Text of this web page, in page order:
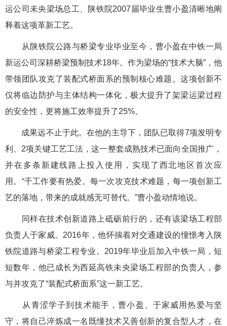
运公司未央梁场总工、陕铁院2007届毕业生曹小盈清晰地阐
释着这项革新工艺。
从陕铁院公路与桥梁专业毕业至今，曹小盈在中铁一局
新运公司深耕桥梁预制技术18年。作为梁场的“技术大脑”，他
带领团队攻克了装配式桥面系的预制核心难题。这项创新不
仅将临边防护与主体结构一体化，极大提升了架梁运梁过程
的安全性，更将施工效率提升了25%。
成果远不止于此。在他的主导下，团队已取得7项发明专
利、2项关键工艺工法，这一整套成熟技术已面向全国推广，
并在多条新建线路上投入使用，实现了西北地区首次应
用。“干工作要有热爱。每一次攻克技术难题，每一项创新工
艺的落地，带来的成就感无可替代。”曹小盈动情地说。
同样在技术创新道路上砥砺前行的，还有该梁场工程部
负责人于家威。2016年，他怀揣着对交通建设的憧憬考入陕
铁院道路与桥梁工程专业。2019年毕业后加入中铁一局，短
短数年，他已成长为西延高铁未央梁场工程部的负责人，参
与并攻克了“装配式桥面系”这一新工艺。
从青涩学子到技术能手，曹小盈、于家威用热爱与坚
守，将自己淬炼成一名既懂技术又善创新的复合型人才，在